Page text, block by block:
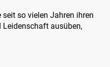
seit so vielen Jahren ihren
ausüben,